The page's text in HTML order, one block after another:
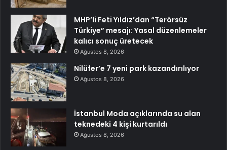
MHP’li Feti Yıldız’dan “Terörsüz
Türkiye” mesajı: Yasal düzenlemeler
kalıcı sonuç üretecek
Ağustos 8, 2026
Nilüfer’e 7 yeni park kazandırılıyor
Ağustos 8, 2026
İstanbul Moda açıklarında su alan
teknedeki 4 kişi kurtarıldı
Ağustos 8, 2026